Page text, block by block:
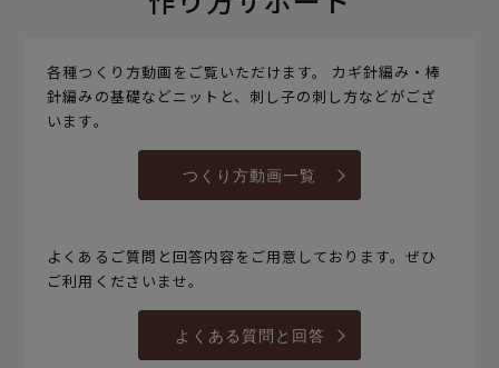
各種つくり方動画をご覧いただけます。 カギ針編み・棒
針編みの基礎などニットと、刺し子の刺し方などがござ
います。
つくり方動画一覧
よくあるご質問と回答内容をご用意しております。ぜひ
ご利用くださいませ。
よくある質問と回答